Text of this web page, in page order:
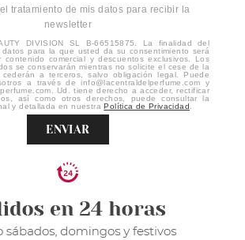
tratamiento de mis datos para recibir la
newsletter
DIVISION SL B-66515875. La finalidad del
para la que usted da su consentimiento será
contenido comercial y descuentos exclusivos. Los
se conservarán mientras no solicite el cese de la
a terceros, salvo obligación legal. Puede
a través de info@lacentraldelperfume.com y
Ud. tiene derecho a acceder, rectificar
así como otros derechos, puede consultar la
y detallada en nuestraPolítica de Privacidad
ENVIAR